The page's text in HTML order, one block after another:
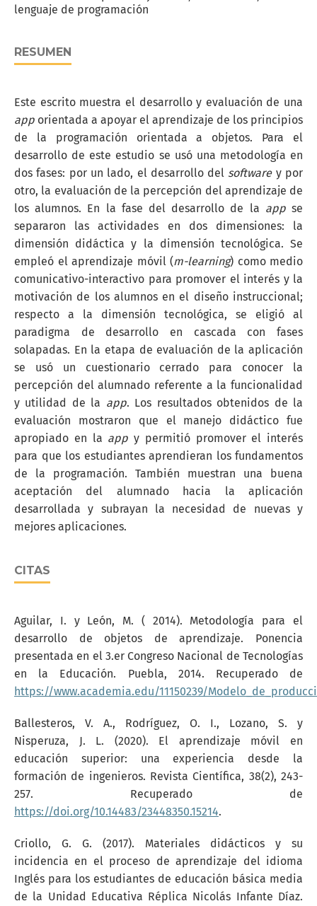
lenguaje de programación
RESUMEN
Este escrito muestra el desarrollo y evaluación de una
app orientada a apoyar el aprendizaje de los principios
de la programación orientada a objetos. Para el
desarrollo de este estudio se usó una metodología en
dos fases: por un lado, el desarrollo del softwarey por
otro, la evaluación de la percepción del aprendizaje de
los alumnos. En la fase del desarrollo de la appse
separaron las actividades en dos dimensiones: la
dimensión didáctica y la dimensión tecnológica. Se
empleó el aprendizaje móvil (m-learning) como medio
comunicativo-interactivo para promover el interés y la
motivación de los alumnos en el diseño instruccional;
respecto a la dimensión tecnológica, se eligió al
paradigma de desarrollo en cascada con fases
solapadas. En la etapa de evaluación de la aplicación
se usó un cuestionario cerrado para conocer la
percepción del alumnado referente a la funcionalidad
y utilidad de la app. Los resultados obtenidos de la
evaluación mostraron que el manejo didáctico fue
apropiado en la app y permitió promover el interés
para que los estudiantes aprendieran los fundamentos
de la programación. También muestran una buena
aceptación del alumnado hacia la aplicación
desarrollada y subrayan la necesidad de nuevas y
mejores aplicaciones.
CITAS
Aguilar, I. y León, M. ( 2014). Metodología para el
desarrollo de objetos de aprendizaje. Ponencia
presentada en el 3.er Congreso Nacional de Tecnologías
en la Educación. Puebla, 2014. Recuperado de
https://www.academia.edu/11150239/
Ballesteros, V. A., Rodríguez, O. I., Lozano, S. y
Nisperuza, J. L. (2020). El aprendizaje móvil en
educación superior: una experiencia desde la
formación de ingenieros. Revista Científica, 38(2), 243-
257. Recuperado de
https://doi.org/10.14483/23448350.15214.
Criollo, G. G. (2017). Materiales didácticos y su
incidencia en el proceso de aprendizaje del idioma
Inglés para los estudiantes de educación básica media
de la Unidad Educativa Réplica Nicolás Infante Díaz.